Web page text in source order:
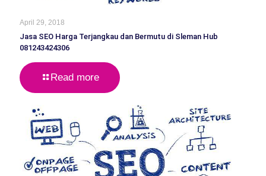
April 29, 2018
Jasa SEO Harga Terjangkau dan Bermutu di Sleman Hub
081243424306
Read more